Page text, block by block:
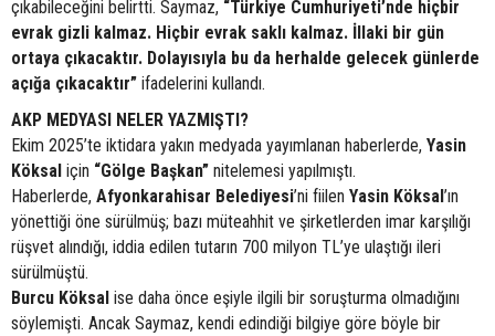
çıkabileceğini belirtti. Saymaz, “Türkiye Cumhuriyeti’nde hiçbir
evrak gizli kalmaz. Hiçbir evrak saklı kalmaz. İllaki bir gün
ortaya çıkacaktır. Dolayısıyla bu da herhalde gelecek günlerde
açığa çıkacaktır” ifadelerini kullandı.
AKP MEDYASI NELER YAZMIŞTI?
Ekim 2025’te iktidara yakın medyada yayımlanan haberlerde, Yasin
Köksal için “Gölge Başkan” nitelemesi yapılmıştı.
Haberlerde, Afyonkarahisar Belediyesi’ni fiilen Yasin Köksal ’ın
yönettiği öne sürülmüş; bazı müteahhit ve şirketlerden imar karşılığı
rüşvet alındığı, iddia edilen tutarın 700 milyon TL’ye ulaştığı ileri
sürülmüştü.
Burcu Köksal ise daha önce eşiyle ilgili bir soruşturma olmadığını
söylemişti. Ancak Saymaz, kendi edindiği bilgiye göre böyle bir